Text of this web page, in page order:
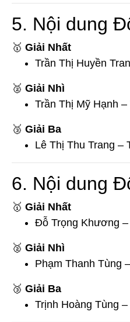
5. Nội dung
🥇 Giải Nhất
Trần Thị Huyền
🥈 Giải Nhì
Trần Thị Mỹ Hạnh
🥉 Giải Ba
Lê Thị Thu Trang –
6. Nội dung
🥇 Giải Nhất
Đỗ Trọng Khương
🥈 Giải Nhì
Phạm Thanh Tùng
🥉 Giải Ba
Trịnh Hoàng Tùng